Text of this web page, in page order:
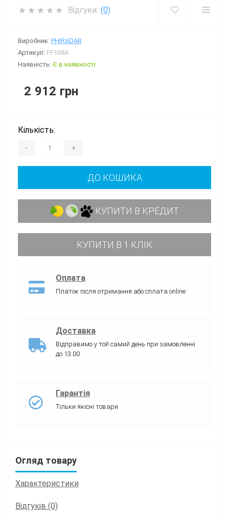
Відгуки: (0)
Виробник: PHIRADAR
Артикул: FF168A
Наявність: Є в наявності
2 912 грн
Кількість:
- +
ДО КОШИКА
КУПИТИ В КРЕДИТ
КУПИТИ В 1 КЛІК
Оплата
Платіж після отримання або сплата online
Доставка
Відправимо у той самий день при замовленні
до 13:00
Гарантія
Тільки якісні товари
Огляд товару
Характеристики
Відгуків (0)